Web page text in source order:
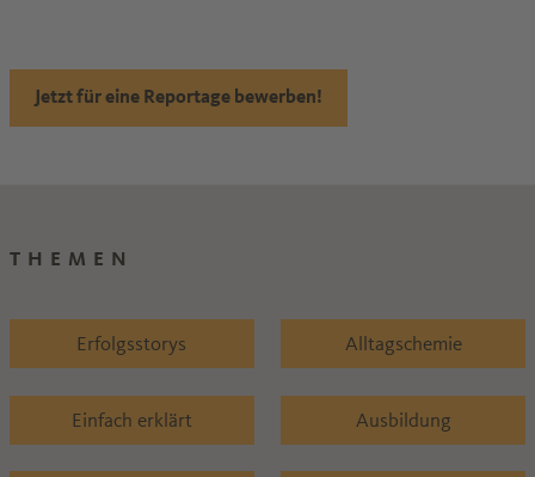
Jetzt für eine Reportage bewerben!
THEMEN
Erfolgsstorys Alltagschemie
Einfach erklärt Ausbildung